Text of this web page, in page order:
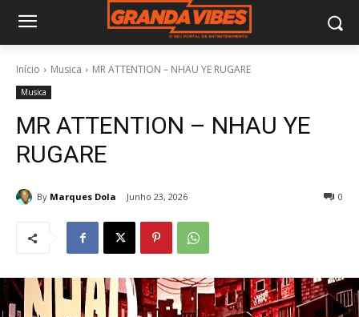
Início Musica MR ATTENTION – NHAU YE RUGARE
Musica
MR ATTENTION – NHAU YE
RUGARE
By Marques Dola Junho 23, 2026 0